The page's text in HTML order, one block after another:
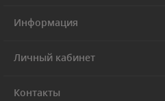
Информация
Личный кабинет
Контакты